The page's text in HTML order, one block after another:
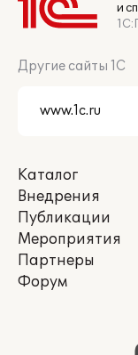
и
Другие сайты 1С
Каталог
Внедрения
Публикации
Мероприятия
Партнеры
Форум